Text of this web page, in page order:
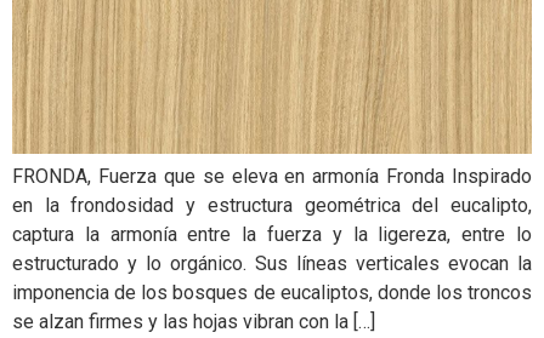
FRONDA, Fuerza que se eleva en armonía Fronda Inspirado
en la frondosidad y estructura geométrica del eucalipto,
captura la armonía entre la fuerza y la ligereza, entre lo
estructurado y lo orgánico.​​ Sus líneas verticales evocan la
imponencia de los bosques de eucaliptos, donde los troncos
se alzan firmes y las hojas vibran con la […]